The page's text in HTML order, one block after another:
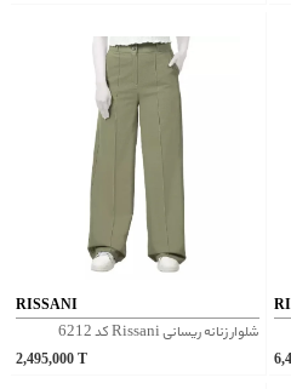
RISSANI
شلوار زنانه ریسانی Rissani کد 6212
2,495,000